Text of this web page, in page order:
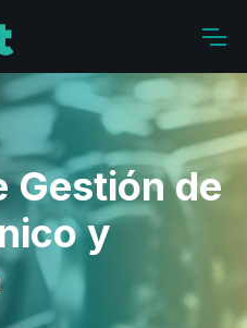
Gestión de
y